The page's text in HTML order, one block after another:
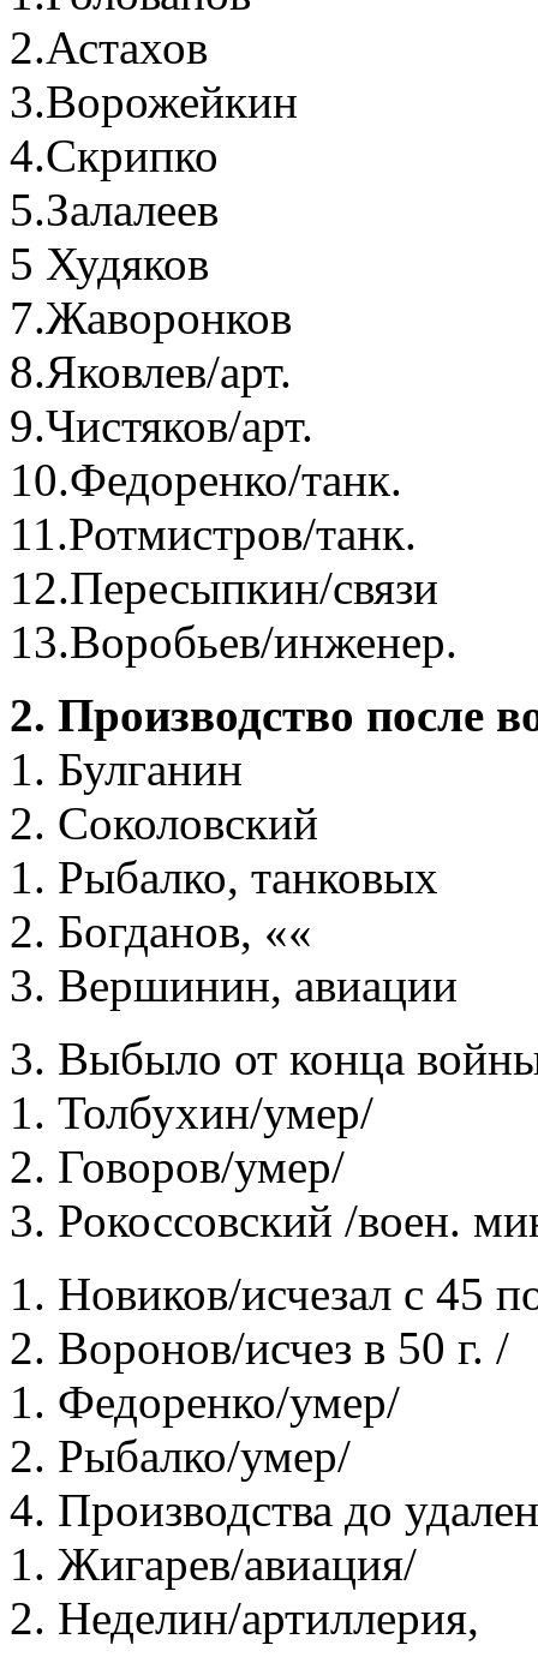
2.Астахов
3.Ворожейкин
4.Скрипко
5.Залалеев
5 Худяков
7.Жаворонков
8.Яковлев/арт.
9.Чистяков/арт.
10.Федоренко/танк.
11.Ротмистров/танк.
12.Пересыпкин/связи
13.Воробьев/инженер.
2. Производство после
1. Булганин
2. Соколовский
1. Рыбалко, танковых
2. Богданов, ««
3. Вершинин, авиации
3. Выбыло от конца
1. Толбухин/умер/
2. Говоров/умер/
3. Рокоссовский /воен.
1. Новиков/исчезал с 45
2. Воронов/исчез в 50 г. /
1. Федоренко/умер/
2. Рыбалко/умер/
4. Производства до
1. Жигарев/авиация/
2. Неделин/артиллерия,